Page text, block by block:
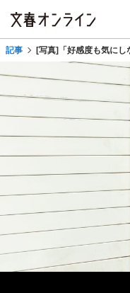
記事 [写真]「好感度も気に